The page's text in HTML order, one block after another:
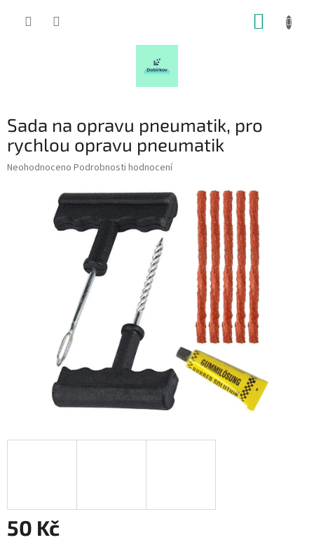
Sada na opravu pneumatik, pro
rychlou opravu pneumatik
Průměrné
Neohodnoceno Podrobnosti hodnocení
50 Kč